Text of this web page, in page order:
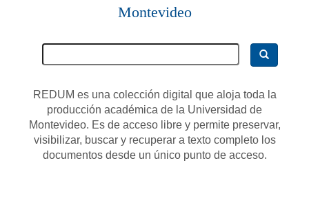
Montevideo
REDUM es una colección digital que aloja toda la
producción académica de la Universidad de
Montevideo. Es de acceso libre y permite preservar,
visibilizar, buscar y recuperar a texto completo los
documentos desde un único punto de acceso.